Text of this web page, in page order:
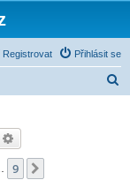
Přihlásit se
Registrovat
9